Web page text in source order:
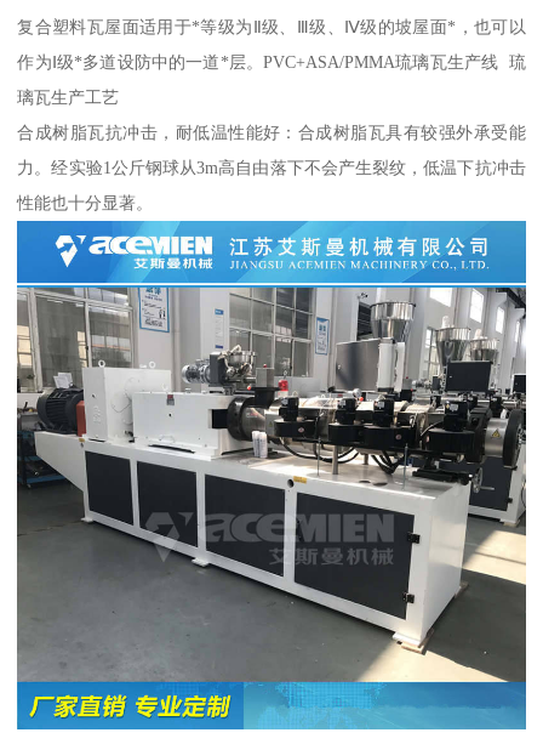
复合塑料瓦屋面适用于*等级为Ⅱ级、Ⅲ级、Ⅳ级的坡屋面*，也可以
作为Ⅰ级*多道设防中的一道*层。PVC+ASA/PMMA琉璃瓦生产线 琉
璃瓦生产工艺
合成树脂瓦抗冲击，耐低温性能好：合成树脂瓦具有较强外承受能
力。经实验1公斤钢球从3m高自由落下不会产生裂纹，低温下抗冲击
性能也十分显著。